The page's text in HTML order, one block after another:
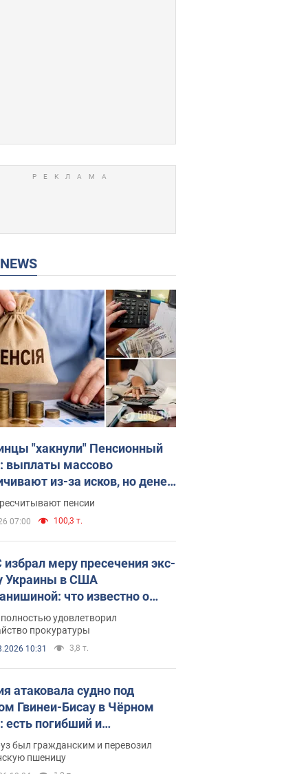
NEWS
"хакнули" Пенсионный
выплаты массово
из-за исков, но денег
пенсии
07:00 100,3 т.
меру пресечения экс-
Украины в США
что известно о
удовлетворил
прокуратуры
10:31 3,8 т.
атаковала судно под
Гвинеи-Бисау в Чёрном
есть погибший и
был гражданским и перевозил
пшеницу